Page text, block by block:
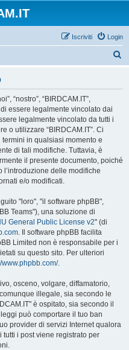
Login
Iscriviti
“nostro”, “BIRDCAM.IT”,
di essere legalmente vincolato dai
legalmente vincolato da tutti i
o utilizzare “BIRDCAM.IT”. Ci
in qualsiasi momento e
di tali modifiche. Tuttavia, è
il presente documento, poiché
l’introduzione delle modifiche
e/o modificati.
"loro", "il software phpBB",
Teams"), una soluzione di
General Public License v2" (di
. Il software phpBB facilita
Limited non è responsabile per i
su questo sito. Per ulteriori
www.phpbb.com/.
osceno, volgare, diffamatorio,
illegale, sia secondo le
è ospitato, sia secondo il
può comportare il tuo ban
provider di servizi Internet qualora
tutti i post viene registrato per